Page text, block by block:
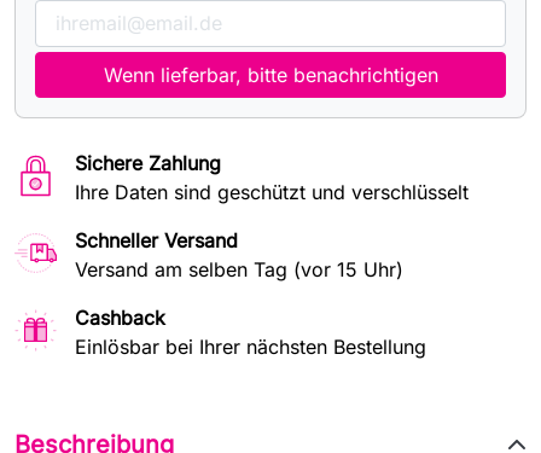
Wenn lieferbar, bitte benachrichtigen
Sichere Zahlung
Ihre Daten sind geschützt und verschlüsselt
Schneller Versand
Versand am selben Tag (vor 15 Uhr)
Cashback
Einlösbar bei Ihrer nächsten Bestellung
Beschreibung